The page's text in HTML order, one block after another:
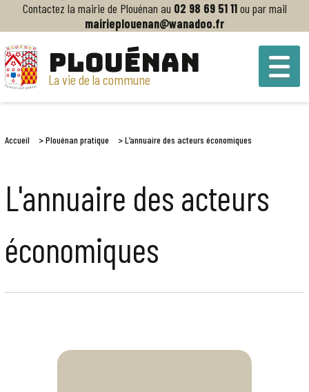
Contactez la mairie de Plouénan au 02 98 69 51 11ou par mail
mairieplouenan@wanadoo.fr
PLOUÉNAN
La vie de la commune
Accueil >Plouénan pratique >L’annuaire des acteurs économiques
L'annuaire des acteurs
économiques